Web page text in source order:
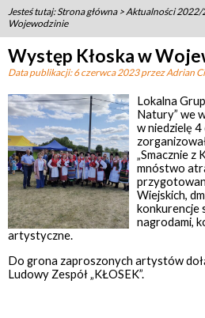
Jesteś tutaj:Strona główna>Aktualności 2022/
Wojewodzinie
Występ Kłoska w
Data publikacji:6 czerwca 2023przez Adrian
Lokalna
Natury” we
w niedzielę
„Smacznie z
mnóstwo
Wiejskich,
konkurencje
nagrodami,
artystyczne.
Do grona zaproszonych artystów
Ludowy Zespół „KŁOSEK”.